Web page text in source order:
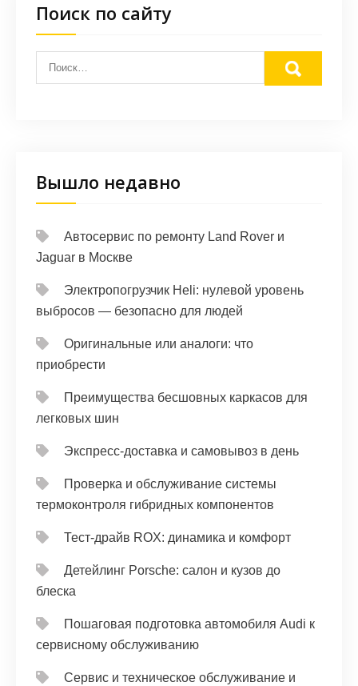
Поиск по сайту
Вышло недавно
Автосервис по ремонту Land Rover и
Jaguar в Москве
Электропогрузчик Heli: нулевой уровень
выбросов — безопасно для людей
Оригинальные или аналоги: что
приобрести
Преимущества бесшовных каркасов для
легковых шин
Экспресс-доставка и самовывоз в день
Проверка и обслуживание системы
термоконтроля гибридных компонентов
Тест‑драйв ROX: динамика и комфорт
Детейлинг Porsche: салон и кузов до
блеска
Пошаговая подготовка автомобиля Audi к
сервисному обслуживанию
Сервис и техническое обслуживание и